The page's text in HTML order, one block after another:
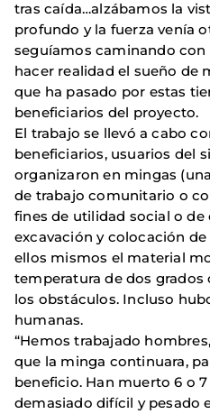
tras caída…alzábamos la
profundo y la fuerza venía
seguíamos caminando
hacer realidad el sueño de
que ha pasado por estas
beneficiarios del proyecto.
El trabajo se llevó a cabo
beneficiarios, usuarios del
organizaron en mingas
de trabajo comunitario o
fines de utilidad social o
excavación y colocación
ellos mismos el material
temperatura de dos
los obstáculos. Incluso
humanas.
“Hemos trabajado
que la minga continuara,
beneficio. Han muerto 6 o
demasiado difícil y pesado